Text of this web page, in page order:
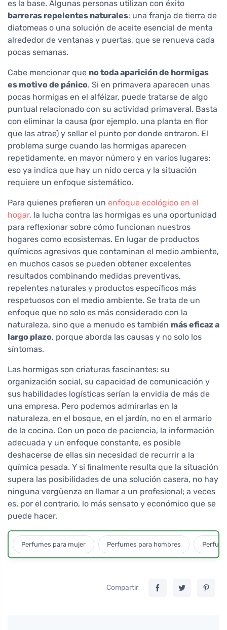
es la base. Algunas personas utilizan con éxito
barreras repelentes naturales: una franja de tierra de
diatomeas o una solución de aceite esencial de menta
alrededor de ventanas y puertas, que se renueva cada
pocas semanas.
Cabe mencionar que no toda aparición de hormigas
es motivo de pánico. Si en primavera aparecen unas
pocas hormigas en el alféizar, puede tratarse de algo
puntual relacionado con su actividad primaveral. Basta
con eliminar la causa (por ejemplo, una planta en flor
que las atrae) y sellar el punto por donde entraron. El
problema surge cuando las hormigas aparecen
repetidamente, en mayor número y en varios lugares:
eso ya indica que hay un nido cerca y la situación
requiere un enfoque sistemático.
Para quienes prefieren un enfoque ecológico en el
hogar, la lucha contra las hormigas es una oportunidad
para reflexionar sobre cómo funcionan nuestros
hogares como ecosistemas. En lugar de productos
químicos agresivos que contaminan el medio ambiente,
en muchos casos se pueden obtener excelentes
resultados combinando medidas preventivas,
repelentes naturales y productos específicos más
respetuosos con el medio ambiente. Se trata de un
enfoque que no solo es más considerado con la
naturaleza, sino que a menudo es también más eficaz a
largo plazo, porque aborda las causas y no solo los
síntomas.
Las hormigas son criaturas fascinantes: su
organización social, su capacidad de comunicación y
sus habilidades logísticas serían la envidia de más de
una empresa. Pero podemos admirarlas en la
naturaleza, en el bosque, en el jardín, no en el armario
de la cocina. Con un poco de paciencia, la información
adecuada y un enfoque constante, es posible
deshacerse de ellas sin necesidad de recurrir a la
química pesada. Y si finalmente resulta que la situación
supera las posibilidades de una solución casera, no hay
ninguna vergüenza en llamar a un profesional; a veces
es, por el contrario, lo más sensato y económico que se
puede hacer.
Perfumes para mujer Perfumes para hombres
Compartir